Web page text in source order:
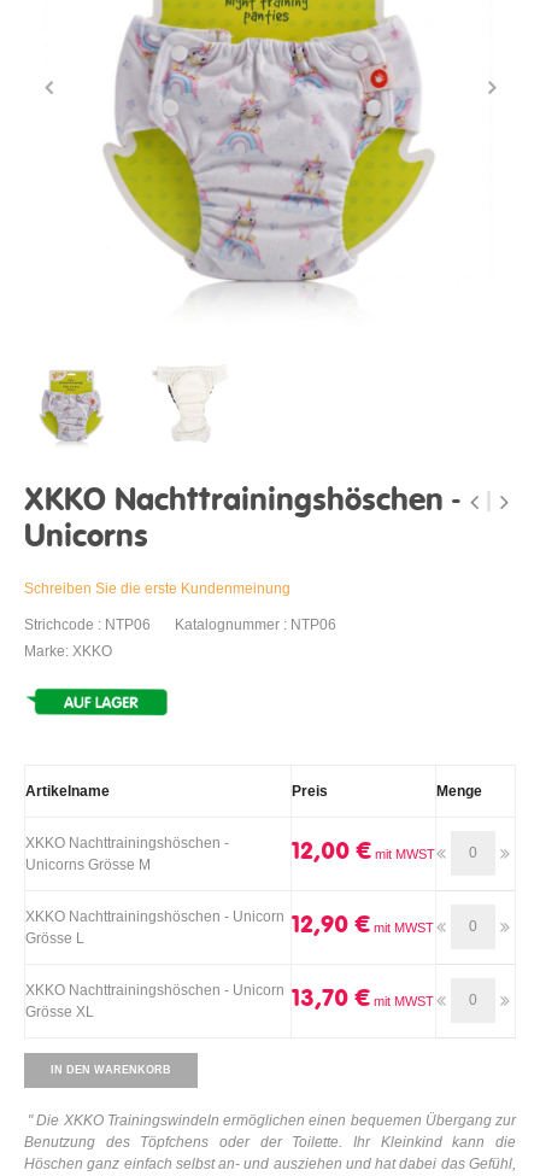
XKKO Nachttrainingshöschen -
Unicorns
Schreiben Sie die erste Kundenmeinung
Strichcode : NTP06
Katalognummer : NTP06
Marke: XKKO
Artikelname Preis Menge
XKKO Nachttrainingshöschen -
Unicorns Grösse M
12,00 €
XKKO Nachttrainingshöschen - Unicorn
Grösse L
12,90 €
XKKO Nachttrainingshöschen - Unicorn
Grösse XL
13,70 €
IN DEN WARENKORB
"Die XKKO Trainingswindeln ermöglichen einen bequemen Übergang zur
Benutzung des Töpfchens oder der Toilette. Ihr Kleinkind kann die
Höschen ganz einfach selbst an- und ausziehen und hat dabei das Gefühl,